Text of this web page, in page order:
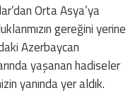
Orta Asya’ya
gereğini yerine
Azerbaycan
yaşanan hadiseler
yanında yer aldık.